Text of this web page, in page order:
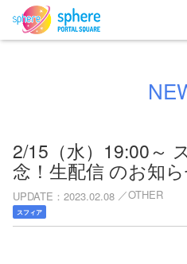
2/15（水）19:00～
念！生配信 のお知
UPDATE 2023.02.08 OTHER
スフィア